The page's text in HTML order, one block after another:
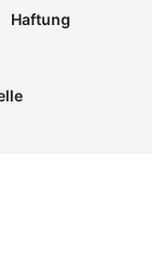
Haftung